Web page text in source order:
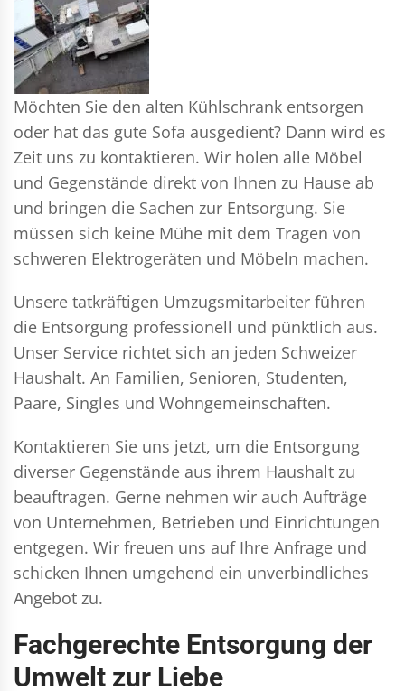
Möchten Sie den alten Kühlschrank entsorgen
oder hat das gute Sofa ausgedient? Dann wird es
Zeit uns zu kontaktieren. Wir holen alle Möbel
und Gegenstände direkt von Ihnen zu Hause ab
und bringen die Sachen zur Entsorgung. Sie
müssen sich keine Mühe mit dem Tragen von
schweren Elektrogeräten und Möbeln machen.
Unsere tatkräftigen Umzugsmitarbeiter führen
die Entsorgung professionell und pünktlich aus.
Unser Service richtet sich an jeden Schweizer
Haushalt. An Familien, Senioren, Studenten,
Paare, Singles und Wohngemeinschaften.
Kontaktieren Sie uns jetzt, um die Entsorgung
diverser Gegenstände aus ihrem Haushalt zu
beauftragen. Gerne nehmen wir auch Aufträge
von Unternehmen, Betrieben und Einrichtungen
entgegen. Wir freuen uns auf Ihre Anfrage und
schicken Ihnen umgehend ein unverbindliches
Angebot zu.
Fachgerechte Entsorgung der
Umwelt zur Liebe